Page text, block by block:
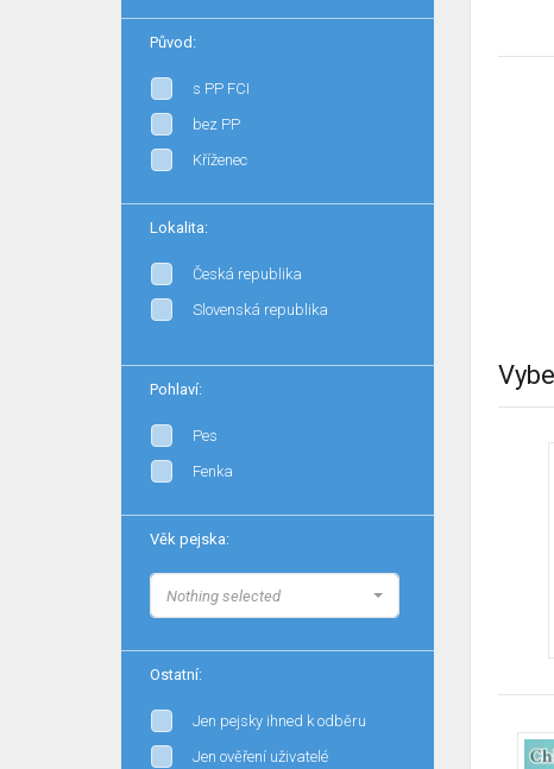
Původ:
s PP FCI
bez PP
Kříženec
Lokalita:
Česká republika
Slovenská republika
Pohlaví:
Pes
Fenka
Věk pejska:
Nothing selected
Ostatní:
Jen pejsky ihned k odběru
Jen ověření uživatelé